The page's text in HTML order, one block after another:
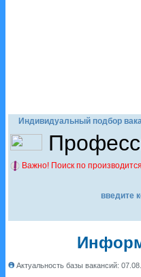
Индивидуальный подбор
Важно! Поиск по
введите
Актуальность базы вакансий: